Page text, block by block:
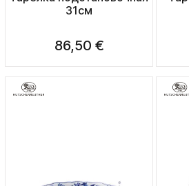
31см
86,50 €